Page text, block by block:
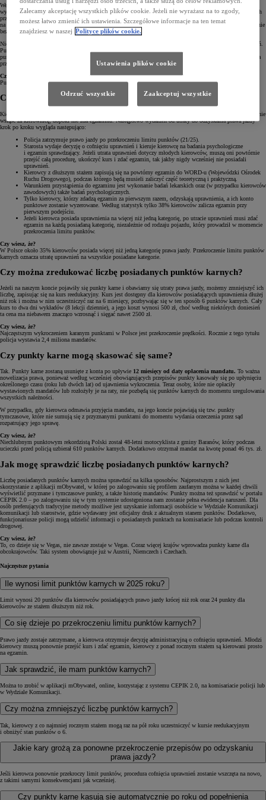
Według najnowszego taryfikatora maksymalna kara, jaką policja może nałożyć na kierującego za pojedyncze
wykroczenie, to 15 punktów karnych. Tak surowo penalizowani są kierowcy, którzy dopuścili się najcięższych
przewinień, czyli przekroczyli dopuszczalną prędkość o ponad 70 km/h, nie ustąpili pierwszeństwa pieszemu
na przejściu, wyprzedzali na pasach, wtargnęli na skrzyżowanie na czerwonym świetle, spowodowali zagrożenie
bezpieczeństwa w ruchu drogowym w stanie nietrzeźwości lub nie udzielili pomocy ofiarom wypadku.
Nie oznacza to wcale, że podczas jednego zatrzymania kierowca z czystym kontem nie może stracić uprawnień.
Punkty się sumują, więc teoretyczna sytuacja, w której kierowca przekracza prędkość o ponad 70 km/h (15
punktów) podczas jazdy buspasem (6 punktów.) bez zapiętych pasów (5 punktów) to wystarczająca kumulacja
przewinień, żeby pożegnać się z prawem jazdy na długie miesiące.
Czy wiesz, że?
Punkty karne zostały wprowadzone w Polsce po raz pierwszy w 1993 roku.
Co się dzieje po przekroczeniu limitu punktów karnych?
Kierowca, który przekracza dopuszczalny limit punktów karnych, traci uprawnienia i nie będzie mógł ponownie
wsiąść za kierownicę, dopóki nie zda egzaminu. Następstwo wydarzeń od utraty do odzyskania prawa jazdy
krok po kroku wygląda następująco:
Policja zatrzymuje prawo jazdy po przekroczeniu limitu punktów (21/25).
Starosta wydaje decyzję o cofnięciu uprawnień i kieruje kierowcę na badania psychologiczne
i egzamin sprawdzający. Jeżeli utrata uprawnień dotyczy młodych kierowców, muszą oni powtórnie
przejść całą procedurę, ukończyć kurs i zdać egzamin, tak jakby nigdy wcześniej nie posiadali
uprawnień.
Kierowcy z dłuższym stażem zapisują się na powtórny egzamin do WORD-u (Wojewódzki Ośrodek
Ruchu Drogowego), podczas którego będą musieli zaliczyć część teoretyczną i praktyczną.
Warunkiem przystąpienia do egzaminu jest wykonanie badań lekarskich oraz (w przypadku kierowców
zawodowych) także badań psychologicznych.
Tylko kierowcy, którzy zdadzą egzamin za pierwszym razem, odzyskają uprawnienia, a ich konto
punktowe zostanie wyzerowane. Według statystyk tylko 38% kierowców zalicza egzamin przy
pierwszym podejściu.
Jeżeli kierowca posiada uprawnienia na więcej niż jedną kategorię, po utracie uprawnień musi zdać
egzamin na każdą posiadaną kategorię, niezależnie od rodzaju pojazdu, który prowadził w momencie
przekroczenia limitu punktów.
Czy wiesz, że?
W Polsce około 35% kierowców posiada więcej niż jedną kategorię prawa jazdy. Przekroczenie limitu punktów
karnych oznacza utratę uprawnień na wszystkie posiadane kategorie.
Czy można zredukować liczbę posiadanych punktów karnych?
Jeżeli na naszym koncie pojawiły się punkty karne i obawiamy się utraty prawa jazdy, możemy zmniejszyć ich
liczbę, zapisując się na kurs reedukacyjny. Kurs jest dostępny dla kierowców posiadających uprawnienia dłużej
niż rok i można w nim uczestniczyć raz na 6 miesięcy, pozbywając się w ten sposób 6 punktów karnych. Cały
kurs to dwa dni wykładów (8 lekcji dziennie), a jego koszt wynosi 500 zł, choć według niektórych doniesień
ta cena ma niebawem znacząco wzrosnąć i sięgać nawet 2500 zł.
Czy wiesz, że?
Najczęstszym wykroczeniem karanym punktami w Polsce jest przekroczenie prędkości. Rocznie z tego tytułu
policja wystawia 2,4 miliona mandatów.
Czy punkty karne mogą skasować się same?
Tak. Punkty karne zostaną usunięte z konta po upływie 12 miesięcy od daty opłacenia mandatu. To ważna
nowelizacja prawa, ponieważ według wcześniej obowiązujących przepisów punkty kasowały się po upłynięciu
określonego czasu (roku lub dwóch lat) od ujawnienia wykroczenia. Teraz osoby, które nie opłaciły
wystawionych mandatów lub rozłożyły je na raty, nie pozbędą się punktów karnych do momentu uregulowania
wszystkich należności.
W przypadku, gdy kierowca odmawia przyjęcia mandatu, na jego koncie pojawiają się tzw. punkty
tymczasowe, które nie sumują się z przyznanymi punktami do momentu wydania orzeczenia przez sąd
rozpatrujący jego sprawę.
Czy wiesz, że?
Niechlubnym punktowym rekordzistą Polski został 48-letni motocyklista z gminy Baranów, który podczas
ucieczki przed policją uzbierał 610 punktów karnych. Dodatkowo otrzymał mandat na kwotę ponad 46 tys. zł.
Jak mogę sprawdzić liczbę posiadanych punktów karnych?
Liczbę posiadanych punktów karnych można sprawdzić na kilka sposobów. Najprostszym z nich jest
skorzystanie z aplikacji mObywatel, w której po zalogowaniu się profilem zaufanym można w każdej chwili
wyświetlić przyznane i tymczasowe punkty, a także historię mandatów. Punkty można też sprawdzić w portalu
CEPIK 2.0 – po zalogowaniu się w tym systemie udostępniona nam zostanie pełna ewidencja naruszeń. Dla
osób preferujących tradycyjne metody możliwe jest uzyskanie informacji osobiście w Wydziale Komunikacji
komunikacji lub starostwie, gdzie wydawany jest oficjalny druk z aktualnym stanem punktów. Dodatkowo,
funkcjonariusze policji mogą udzielić informacji o posiadanych punktach na komisariacie lub podczas kontroli
drogowej.
Czy wiesz, że?
To, co dzieje się w Vegas, nie zawsze zostaje w Vegas. Coraz więcej krajów wprowadza punkty karne dla
obcokrajowców. Taki system obowiązuje już w Austrii, Niemczech i Czechach.
Najczęstsze pytania
Ile wynosi limit punktów karnych w 2025 roku?
Limit wynosi 20 punktów dla kierowców posiadających prawo jazdy krócej niż rok oraz 24 punkty dla
kierowców ze stażem dłuższym niż rok.
Co się dzieje po przekroczeniu limitu punktów karnych?
Prawo jazdy zostaje zatrzymane, a kierowca otrzymuje decyzję administracyjną o cofnięciu uprawnień. Młodzi
kierowcy muszą ponownie przejść kurs i zdać egzamin, kierowcy z ponad rocznym stażem są kierowani prosto
na egzamin.
Jak sprawdzić, ile mam punktów karnych?
Można to zrobić w aplikacji mObywatel, online, korzystając z systemu CEPIK 2.0, na komisariacie policji lub
w Wydziale Komunikacji.
Czy można zmniejszyć liczbę punktów karnych?
Tak, kierowcy z co najmniej rocznym stażem mogą raz na pół roku uczestniczyć w kursie reedukacyjnym
i obniżyć stan punktów o 6.
Jakie kary grożą za ponowne przekroczenie przepisów po odzyskaniu
prawa jazdy?
Jeśli kierowca ponownie przekroczy limit punktów, procedura cofnięcia uprawnień zostanie wszczęta na nowo,
z takimi samymi konsekwencjami jak wcześniej.
Czy punkty karne kasują się automatycznie po roku od popełnienia
Zalecamy akceptację wszystkich plików cookie. Jeżeli nie wyrażasz na to zgody,
możesz łatwo zmienić ich ustawienia. Szczegółowe informacje na ten temat
znajdziesz w naszej Polityce plików cookie.
Ustawienia plików cookie
Odrzuć wszystkie Zaakceptuj wszystkie